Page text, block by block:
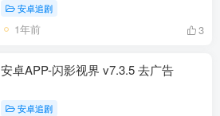
安卓追剧
1年前 3
安卓APP-闪影视界 v7.3.5 去广告
安卓追剧